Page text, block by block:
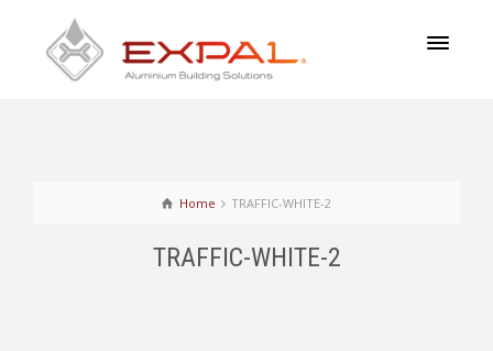
Home TRAFFIC-WHITE-2
TRAFFIC-WHITE-2